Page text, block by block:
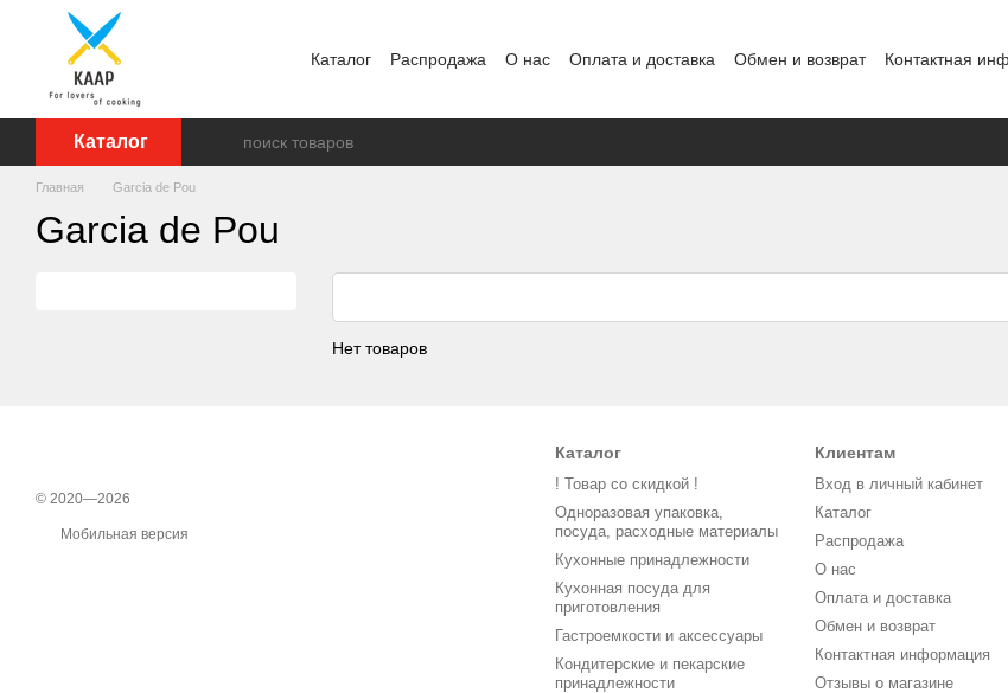
Перейти к основному контенту
Каталог Распродажа О нас Оплата и доставка Обмен и возврат
Контактная
Каталог
Главная Garcia de Pou
Garcia de Pou
Нет товаров
© 2020—2026
Мобильная версия
Каталог
! Товар со скидкой !
Одноразовая упаковка,
посуда, расходные материалы
Кухонные принадлежности
Кухонная посуда для
приготовления
Гастроемкости и аксессуары
Кондитерские и пекарские
принадлежности
Клиентам
Вход в личный кабинет
Каталог
Распродажа
О нас
Оплата и доставка
Обмен и возврат
Контактная информация
Отзывы о магазине